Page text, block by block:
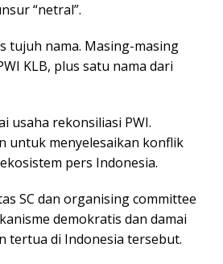
“netral”.
tujuh nama. Masing-masing
KLB, plus satu nama dari
usaha rekonsiliasi PWI.
untuk menyelesaikan konflik
pers Indonesia.
SC dan organising committee
demokratis dan damai
tertua di Indonesia tersebut.